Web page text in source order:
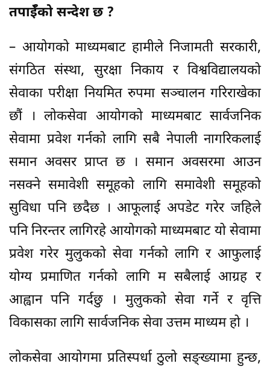
तपाईँको सन्देश छ ?
– आयोगको माध्यमबाट हामीले निजामती सरकारी,
संगठित संस्था, सुरक्षा निकाय र विश्वविद्यालयको
सेवाका परीक्षा नियमित रुपमा सञ्चालन गरिराखेका
छौं । लोकसेवा आयोगको माध्यमबाट सार्वजनिक
सेवामा प्रवेश गर्नको लागि सबै नेपाली नागरिकलाई
समान अवसर प्राप्त छ । समान अवसरमा आउन
नसक्ने समावेशी समूहको लागि समावेशी समूहको
सुविधा पनि छदैछ । आफूलाई अपडेट गरेर जहिले
पनि निरन्तर लागिरहे आयोगको माध्यमबाट यो सेवामा
प्रवेश गरेर मुलुकको सेवा गर्नको लागि र आफुलाई
योग्य प्रमाणित गर्नको लागि म सबैलाई आग्रह र
आह्वान पनि गर्दछु । मुलुकको सेवा गर्ने र वृत्ति
विकासका लागि सार्वजनिक सेवा उत्तम माध्यम हो ।
लोकसेवा आयोगमा प्रतिस्पर्धा ठुलो सङ्ख्यामा हुन्छ,